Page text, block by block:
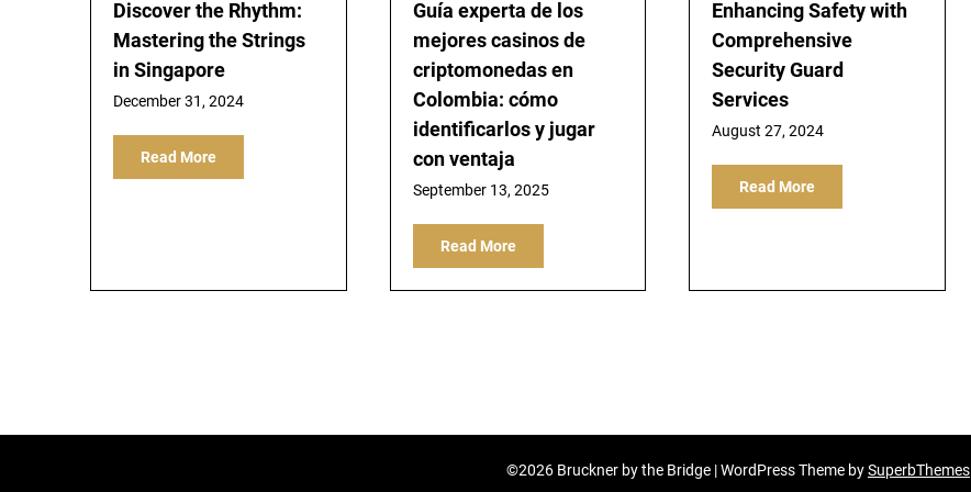
Discover the Rhythm:
Mastering the Strings
in Singapore
December 31, 2024
Read More
Guía experta de los
mejores casinos de
criptomonedas en
Colombia: cómo
identificarlos y jugar
con ventaja
September 13, 2025
Read More
Enhancing Safety with
Comprehensive
Security Guard
Services
August 27, 2024
Read More
©2026 Bruckner by the Bridge | WordPress Theme bySuperbThemes